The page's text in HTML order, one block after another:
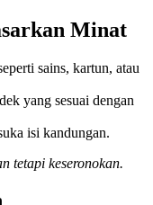
Minat
sains, kartun, atau
yang sesuai dengan
isi kandungan.
tetapi keseronokan.